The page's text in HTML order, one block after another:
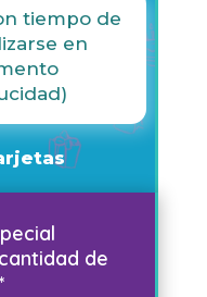
tiempo de
en
de